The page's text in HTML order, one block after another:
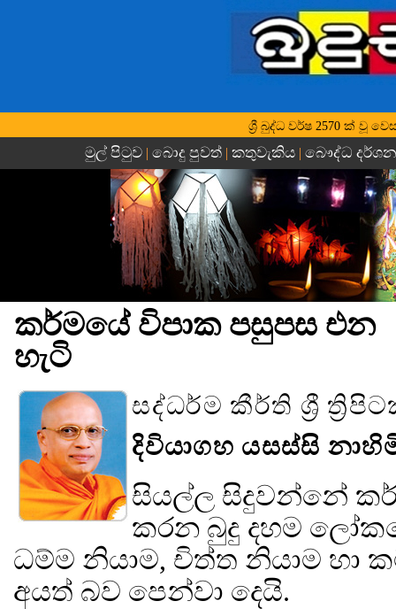
ශ්‍රී බුද්ධ වර්ෂ 2570 ක් වූ
මුල් පිටුව | බොදු පුවත්| කතුවැකිය| බෞද්ධ
කර්මයේ විපාක පසුපස එන
හැටි
සද්ධර්ම කීර්ති ශ්‍රී
දිවියාගහ යසස්සි
සියල්ල සිදුවන්නේ
කරන බුදු දහම
ධම්ම නියාම, චිත්ත නියාම හා
අයත් බව පෙන්වා දෙයි.